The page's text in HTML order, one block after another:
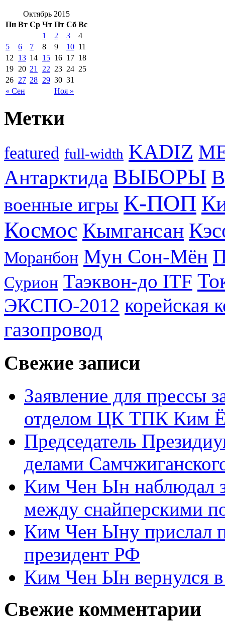
Октябрь 2015
Пн Вт Ср Чт Пт Сб Вс
« Сен Ноя »
1 2 3
4
5
6 7 8 9 10 11
12
13 14 15 16 17 18
19 20 21 22 23 24 25
26 27 28 29 30 31
Метки
featured full-width KADIZ
Антарктида ВЫБОРЫ
военные игры К-ПОП
Космос Кымгансан
Моранбон Мун Сон-Мён
Сурион Таэквон-до ITF
ЭКСПО-2012 корейская
газопровод
Свежие записи
Заявление для прессы
отделом ЦК ТПК Ким
Председатель
делами
Ким Чен Ын наблюдал
между снайперскими
Ким Чен Ыну прислал
президент РФ
Ким Чен Ын вернулся
Свежие комментарии